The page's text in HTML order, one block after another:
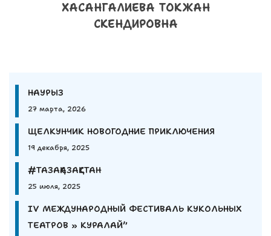
ХАСАНГАЛИЕВА ТОКЖАН
СКЕНДИРОВНА
НАУРЫЗ
27 марта, 2026
ЩЕЛКУНЧИК НОВОГОДНИЕ ПРИКЛЮЧЕНИЯ
19 декабря, 2025
#ТАЗАҚАЗАҚСТАН
25 июля, 2025
IV МЕЖДУНАРОДНЫЙ ФЕСТИВАЛЬ КУКОЛЬНЫХ
ТЕАТРОВ » КУРАЛАЙ”